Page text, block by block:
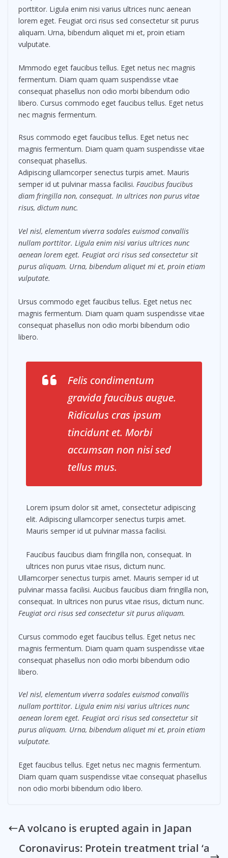
porttitor. Ligula enim nisi varius ultrices nunc aenean
lorem eget. Feugiat orci risus sed consectetur sit purus
aliquam. Urna, bibendum aliquet mi et, proin etiam
vulputate.
Mmmodo eget faucibus tellus. Eget netus nec magnis
fermentum. Diam quam quam suspendisse vitae
consequat phasellus non odio morbi bibendum odio
libero. Cursus commodo eget faucibus tellus. Eget netus
nec magnis fermentum.
Rsus commodo eget faucibus tellus. Eget netus nec
magnis fermentum. Diam quam quam suspendisse vitae
consequat phasellus.
Adipiscing ullamcorper senectus turpis amet. Mauris
semper id ut pulvinar massa facilisi. Faucibus faucibus
diam fringilla non, consequat. In ultrices non purus vitae
risus, dictum nunc.
Vel nisl, elementum viverra sodales euismod convallis
nullam porttitor. Ligula enim nisi varius ultrices nunc
aenean lorem eget. Feugiat orci risus sed consectetur sit
purus aliquam. Urna, bibendum aliquet mi et, proin etiam
vulputate.
Ursus commodo eget faucibus tellus. Eget netus nec
magnis fermentum. Diam quam quam suspendisse vitae
consequat phasellus non odio morbi bibendum odio
libero.
Felis condimentum
gravida faucibus augue.
Ridiculus cras ipsum
tincidunt et. Morbi
accumsan non nisi sed
tellus mus.
Lorem ipsum dolor sit amet, consectetur adipiscing
elit. Adipiscing ullamcorper senectus turpis amet.
Mauris semper id ut pulvinar massa facilisi.
Faucibus faucibus diam fringilla non, consequat. In
ultrices non purus vitae risus, dictum nunc.
Ullamcorper senectus turpis amet. Mauris semper id ut
pulvinar massa facilisi. Aucibus faucibus diam fringilla non,
consequat. In ultrices non purus vitae risus, dictum nunc.
Feugiat orci risus sed consectetur sit purus aliquam.
Cursus commodo eget faucibus tellus. Eget netus nec
magnis fermentum. Diam quam quam suspendisse vitae
consequat phasellus non odio morbi bibendum odio
libero.
Vel nisl, elementum viverra sodales euismod convallis
nullam porttitor. Ligula enim nisi varius ultrices nunc
aenean lorem eget. Feugiat orci risus sed consectetur sit
purus aliquam. Urna, bibendum aliquet mi et, proin etiam
vulputate.
Eget faucibus tellus. Eget netus nec magnis fermentum.
Diam quam quam suspendisse vitae consequat phasellus
non odio morbi bibendum odio libero.
A volcano is erupted again in Japan
Coronavirus: Protein treatment trial ‘a